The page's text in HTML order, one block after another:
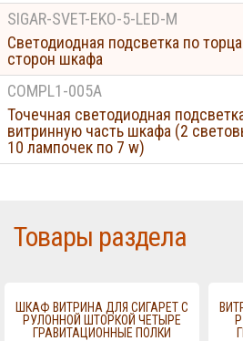
Displays
SIGAR-SVET-EKO-5-LED-M
Светодиодная подсветка по
сторон шкафа
COMPL1-005A
Точечная светодиодная
витринную часть шкафа (2
10 лампочек по 7 w)
Товары раздела
ШКАФ ВИТРИНА ДЛЯ СИГАРЕТ С
РУЛОННОЙ ШТОРКОЙ ЧЕТЫРЕ
ГРАВИТАЦИОННЫЕ ПОЛКИ